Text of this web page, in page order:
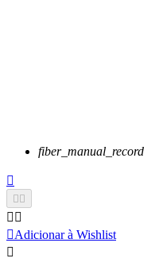
fiber_manual_record

 
 
Adicionar à Wishlist
